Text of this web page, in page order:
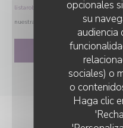
opcionales
su
audiencia
sociales) o
o
Haga clic
listarobinson.es
. Para más
nuestra
política de privacidad
CHEZ